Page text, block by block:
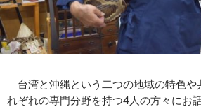
台湾と沖縄という二つの地域の特色や
れぞれの専門分野を持つ4人の方々にお